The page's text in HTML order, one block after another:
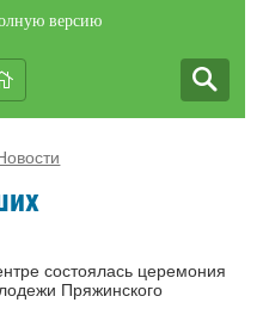
версию
состоялась церемония
Пряжинского